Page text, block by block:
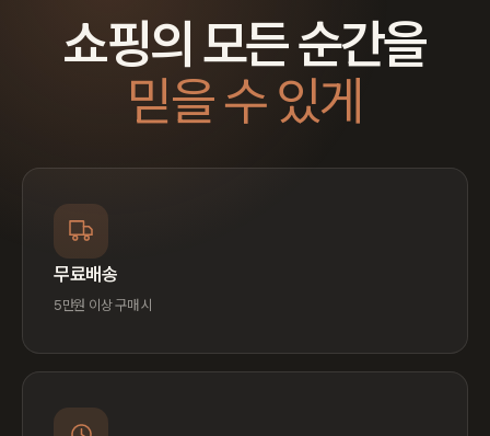
쇼핑의 모든 순간을
믿을 수 있게
무료배송
5만원 이상 구매 시